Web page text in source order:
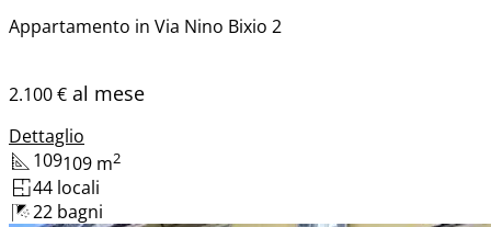
Appartamento in Via Nino Bixio 2
2.100 € al mese
Dettaglio
109109 m2
44 locali
22 bagni